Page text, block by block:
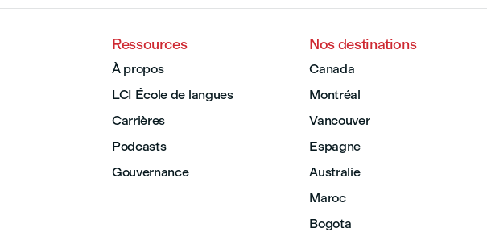
Ressources
À propos
LCI École de langues
Carrières
Podcasts
Gouvernance
Nos destinations
Canada
Montréal
Vancouver
Espagne
Australie
Maroc
Bogota